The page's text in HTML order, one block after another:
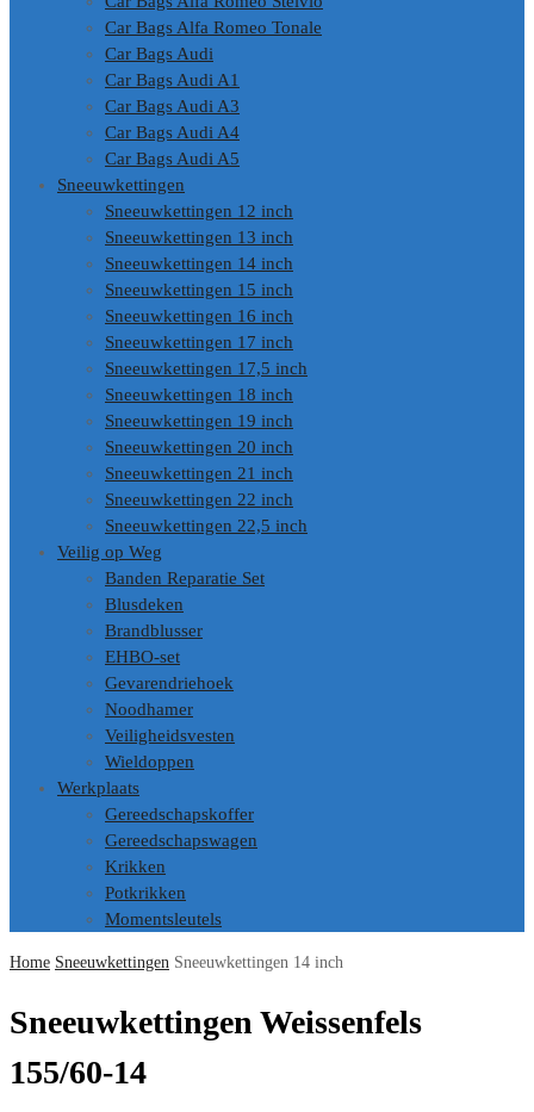
Car Bags Alfa Romeo Tonale
Car Bags Audi
Car Bags Audi A1
Car Bags Audi A3
Car Bags Audi A4
Car Bags Audi A5
Sneeuwkettingen
Sneeuwkettingen 12 inch
Sneeuwkettingen 13 inch
Sneeuwkettingen 14 inch
Sneeuwkettingen 15 inch
Sneeuwkettingen 16 inch
Sneeuwkettingen 17 inch
Sneeuwkettingen 17,5 inch
Sneeuwkettingen 18 inch
Sneeuwkettingen 19 inch
Sneeuwkettingen 20 inch
Sneeuwkettingen 21 inch
Sneeuwkettingen 22 inch
Sneeuwkettingen 22,5 inch
Veilig op Weg
Banden Reparatie Set
Blusdeken
Brandblusser
EHBO-set
Gevarendriehoek
Noodhamer
Veiligheidsvesten
Wieldoppen
Werkplaats
Gereedschapskoffer
Gereedschapswagen
Krikken
Potkrikken
Momentsleutels
Home Sneeuwkettingen Sneeuwkettingen 14 inch
Sneeuwkettingen Weissenfels
155/60-14